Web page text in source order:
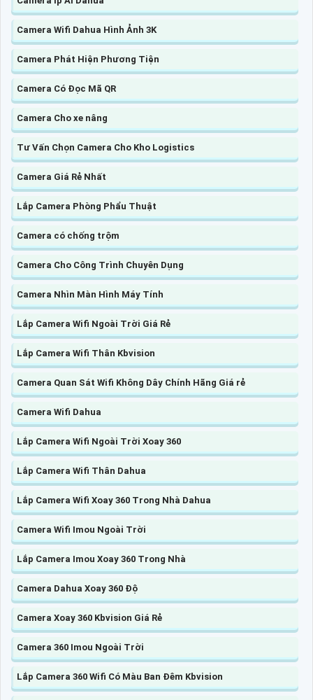
Camera Wifi Dahua Hình Ảnh 3K
Camera Phát Hiện Phương Tiện
Camera Có Đọc Mã QR
Camera Cho xe nâng
Tư Vấn Chọn Camera Cho Kho Logistics
Camera Giá Rẻ Nhất
Lắp Camera Phòng Phẩu Thuật
Camera có chống trộm
Camera Cho Công Trình Chuyên Dụng
Camera Nhìn Màn Hình Máy Tính
Lắp Camera Wifi Ngoài Trời Giá Rẻ
Lắp Camera Wifi Thân Kbvision
Camera Quan Sát Wifi Không Dây Chính Hãng Giá rẻ
Camera Wifi Dahua
Lắp Camera Wifi Ngoài Trời Xoay 360
Lắp Camera Wifi Thân Dahua
Lắp Camera Wifi Xoay 360 Trong Nhà Dahua
Camera Wifi Imou Ngoài Trời
Lắp Camera Imou Xoay 360 Trong Nhà
Camera Dahua Xoay 360 Độ
Camera Xoay 360 Kbvision Giá Rẻ
Camera 360 Imou Ngoài Trời
Lắp Camera 360 Wifi Có Màu Ban Đêm Kbvision